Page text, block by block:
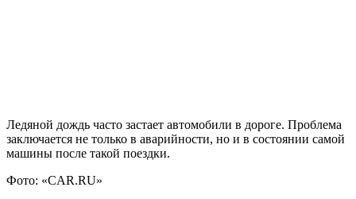
Ледяной дождь часто застает автомобили в дороге. Проблема
заключается не только в аварийности, но и в состоянии самой
машины после такой поездки.
Фото: «CAR.RU»